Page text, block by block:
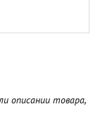
описании товара,